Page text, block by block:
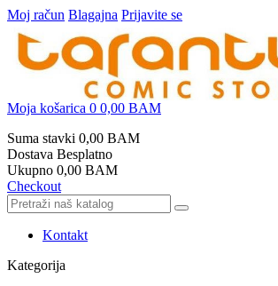
Moj račun Blagajna Prijavite se
Moja košarica 0 0,00 BAM
Suma stavki 0,00 BAM
Dostava Besplatno
Ukupno 0,00 BAM
Checkout
Kontakt
Kategorija